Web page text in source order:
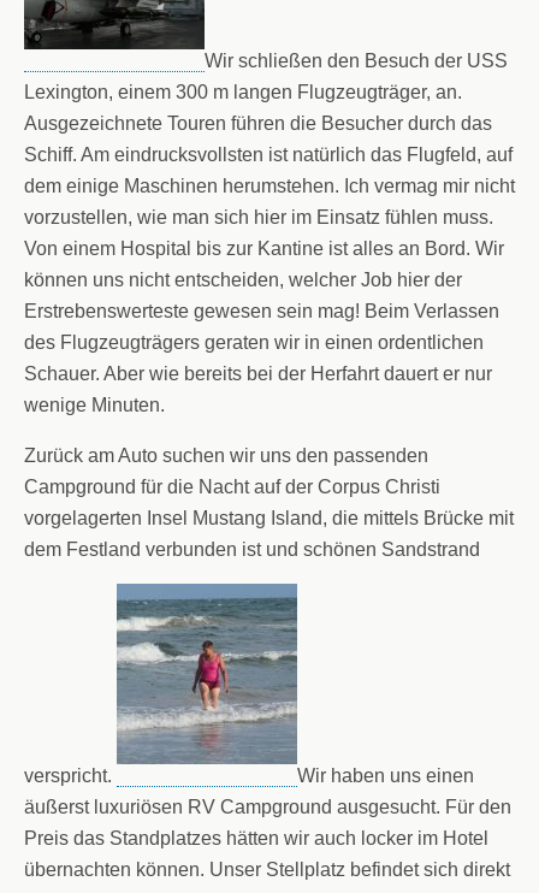
Wir schließen den Besuch der USS
Lexington, einem 300 m langen Flugzeugträger, an.
Ausgezeichnete Touren führen die Besucher durch das
Schiff. Am eindrucksvollsten ist natürlich das Flugfeld, auf
dem einige Maschinen herumstehen. Ich vermag mir nicht
vorzustellen, wie man sich hier im Einsatz fühlen muss.
Von einem Hospital bis zur Kantine ist alles an Bord. Wir
können uns nicht entscheiden, welcher Job hier der
Erstrebenswerteste gewesen sein mag! Beim Verlassen
des Flugzeugträgers geraten wir in einen ordentlichen
Schauer. Aber wie bereits bei der Herfahrt dauert er nur
wenige Minuten.
Zurück am Auto suchen wir uns den passenden
Campground für die Nacht auf der Corpus Christi
vorgelagerten Insel Mustang Island, die mittels Brücke mit
dem Festland verbunden ist und schönen Sandstrand
verspricht.
Wir haben uns einen
äußerst luxuriösen RV Campground ausgesucht. Für den
Preis das Standplatzes hätten wir auch locker im Hotel
übernachten können. Unser Stellplatz befindet sich direkt